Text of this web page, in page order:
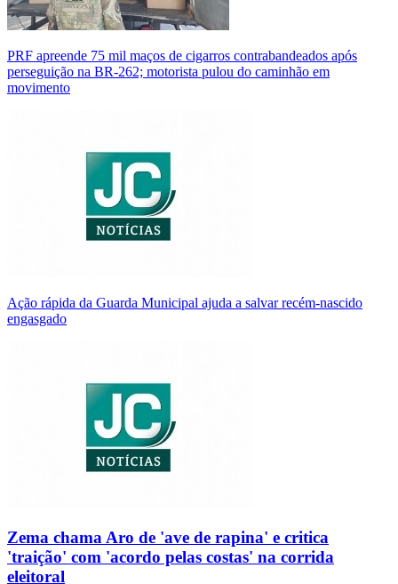
PRF apreende 75 mil maços de cigarros contrabandeados após
perseguição na BR-262; motorista pulou do caminhão em
movimento
Ação rápida da Guarda Municipal ajuda a salvar recém-nascido
engasgado
Zema chama Aro de 'ave de rapina' e critica
'traição' com 'acordo pelas costas' na corrida
eleitoral